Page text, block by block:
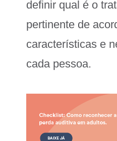
definir qual é o
pertinente de
características e
cada pessoa.